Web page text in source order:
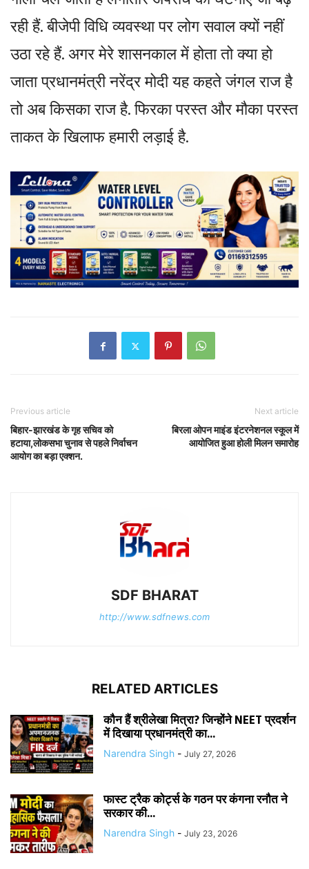
रही हैं. बीजेपी विधि व्यवस्था पर लोग सवाल क्यों नहीं
उठा रहे हैं. अगर मेरे शासनकाल में होता तो क्या हो
जाता प्रधानमंत्री नरेंद्र मोदी यह कहते जंगल राज है
तो अब किसका राज है. फिरका परस्त और मौका परस्त
ताकत के खिलाफ हमारी लड़ाई है.
Previous article
बिहार-झारखंड के गृह सचिव को
हटाया,लोकसभा चुनाव से पहले निर्वाचन
आयोग का बड़ा एक्शन.
Next article
बिरला ओपन माइंड इंटरनेशनल स्कूल में
आयोजित हुआ होली मिलन समारोह
SDF BHARAT
http://www.sdfnews.com
RELATED ARTICLES
कौन हैं श्रीलेखा मित्रा? जिन्होंने NEET प्रदर्शन
में दिखाया प्रधानमंत्री का...
Narendra Singh - July 27, 2026
फास्ट ट्रैक कोर्ट्स के गठन पर कंगना रनौत ने
सरकार की...
Narendra Singh - July 23, 2026